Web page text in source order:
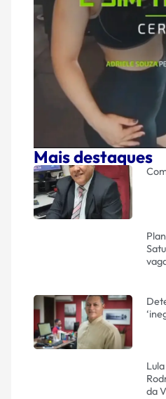
Mais destaques
da